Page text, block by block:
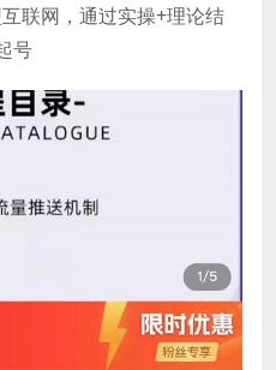
联网，通过实操+理论结
号